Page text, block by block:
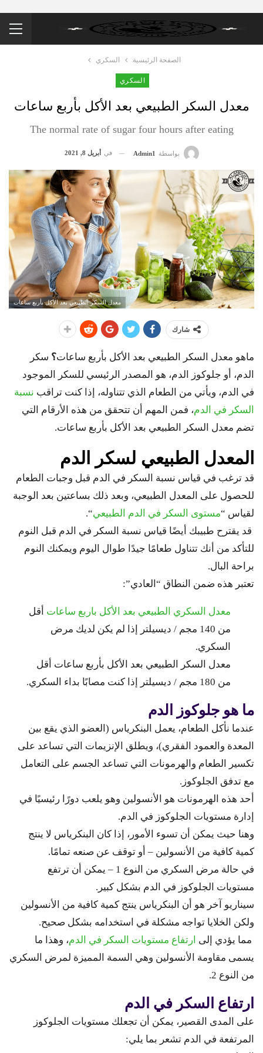
الصفحة الرئيسية السكري
السكري
معدل السكر الطبيعي بعد الأكل بأربع ساعات
The normal rate of sugar four hours after eating
بواسطة Admin1 في أبريل 8, 2021
معدل السكر الطبيعي بعد الأكل بأربع ساعات
شارك
ماهو معدل السكر الطبيعي بعد الأكل بأربع ساعات؟ سكر
الدم، أو جلوكوز الدم، هو المصدر الرئيسي للسكر الموجود
في الدم، ويأتي من الطعام الذي تتناوله، إذا كنت تراقب نسبة
السكر في الدم، فمن المهم أن تتحقق من هذه الأرقام التي
تضم معدل السكر الطبيعي بعد الأكل بأربع ساعات.
المعدل الطبيعي لسكر الدم
قد ترغب في قياس نسبة السكر في الدم قبل وجبات الطعام
للحصول على المعدل الطبيعي، وبعد ذلك بساعتين بعد الوجبة
لقياس “مستوى السكر في الدم الطبيعي“.
قد يقترح طبيبك أيضًا قياس نسبة السكر في الدم قبل النوم
للتأكد من أنك تتناول طعامًا جيدًا طوال اليوم ويمكنك النوم
براحة البال.
تعتبر هذه ضمن النطاق “العادي”:
معدل السكري الطبيعي بعد الأكل باربع ساعات أقل
من 140 مجم / ديسيلتر إذا لم يكن لديك مرض
السكري.
معدل السكر الطبيعي بعد الأكل بأربع ساعات أقل
من 180 مجم / ديسيلتر إذا كنت مصابًا بداء السكري.
ما هو جلوكوز الدم
عندما نأكل الطعام، يعمل البنكرياس (العضو الذي يقع بين
المعدة والعمود الفقري)، ويطلق الإنزيمات التي تساعد على
تكسير الطعام والهرمونات التي تساعد الجسم على التعامل
مع تدفق الجلوكوز.
أحد هذه الهرمونات هو الأنسولين وهو يلعب دورًا رئيسيًا في
إدارة مستويات الجلوكوز في الدم.
وهنا حيث يمكن أن تسوء الأمور، إذا كان البنكرياس لا ينتج
كمية كافية من الأنسولين – أو توقف عن صنعه تمامًا.
في حالة مرض السكري من النوع 1 – يمكن أن ترتفع
مستويات الجلوكوز في الدم بشكل كبير.
سيناريو آخر هو أن البنكرياس ينتج كمية كافية من الأنسولين
ولكن الخلايا تواجه مشكلة في استخدامه بشكل صحيح.
مما يؤدي إلى ارتفاع مستويات السكر في الدم، وهذا ما
يسمى مقاومة الأنسولين وهي السمة المميزة لمرض السكري
من النوع 2.
ارتفاع السكر في الدم
على المدى القصير، يمكن أن تجعلك مستويات الجلوكوز
المرتفعة في الدم تشعر بما يلي: